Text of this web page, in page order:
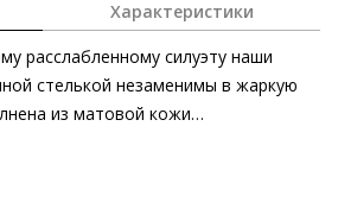
Характеристики
расслабленному силуэту наши
стелькой незаменимы в жаркую
из матовой кожи
в песочном оттенке, а также в
цветах. Теперь мюли – не